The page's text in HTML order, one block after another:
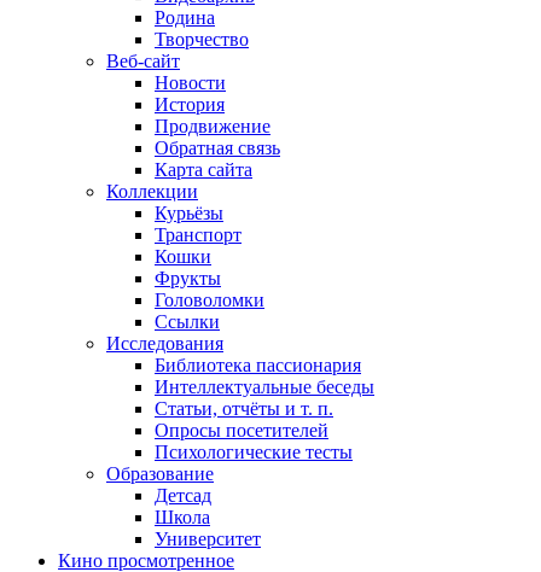
Родина
Творчество
Веб-сайт
Новости
История
Продвижение
Обратная связь
Карта сайта
Коллекции
Курьёзы
Транспорт
Кошки
Фрукты
Головоломки
Ссылки
Исследования
Библиотека пассионария
Интеллектуальные беседы
Статьи, отчёты и т. п.
Опросы посетителей
Психологические тесты
Образование
Детсад
Школа
Университет
Кино просмотренное